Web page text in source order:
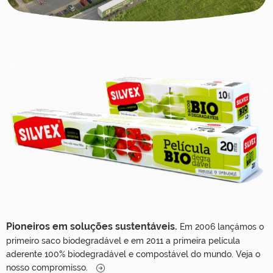
Pioneiros em soluções sustentáveis. Em 2006 lançámos o
primeiro saco biodegradável e em 2011 a primeira película
aderente 100% biodegradável e compostável do mundo. Veja o
nosso compromisso.